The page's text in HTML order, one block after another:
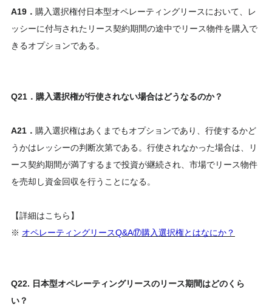
A19． 購入選択権付日本型オペレーティングリースにおいて、レ
ッシーに付与されたリース契約期間の途中でリース物件を購入で
きるオプションである。
Q21．購入選択権が行使されない場合はどうなるのか？
A21． 購入選択権はあくまでもオプションであり、行使するかど
うかはレッシーの判断次第である。行使されなかった場合は、リ
ース契約期間が満了するまで投資が継続され、市場でリース物件
を売却し資金回収を行うことになる。
【詳細はこちら】
※ オペレーティングリースQ&A⑰購入選択権とはなにか？
Q22. 日本型オペレーティングリースのリース期間はどのくら
い？